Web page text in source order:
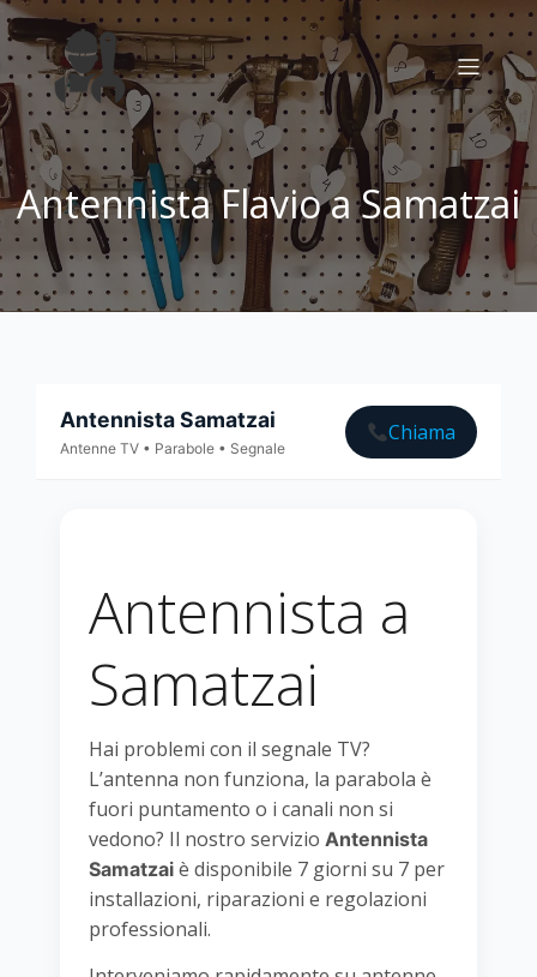
Antennista Flavio a Samatzai
Antennista Samatzai
Antenne TV • Parabole • Segnale
Chiama
Antennista a
Samatzai
Hai problemi con il segnale TV?
L’antenna non funziona, la parabola è
fuori puntamento o i canali non si
vedono? Il nostro servizio Antennista
Samatzai è disponibile 7 giorni su 7 per
installazioni, riparazioni e regolazioni
professionali.